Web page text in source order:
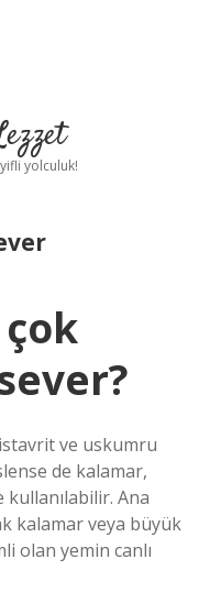
yolculuk!
ve uskumru
de kalamar,
kullanılabilir. Ana
kalamar veya büyük
olan yemin canlı